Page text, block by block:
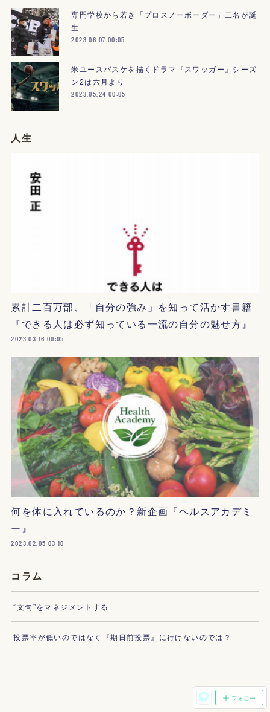
専門学校から若き「プロスノーボーダー」二名が誕
生
2023.06.07 00:05
米ユースバスケを描くドラマ『スワッガー』シーズ
ン2は六月より
2023.05.24 00:05
人生
累計二百万部、「自分の強み」を知って活かす書籍
『できる人は必ず知っている一流の自分の魅せ方』
2023.03.16 00:05
何を体に入れているのか？新企画『ヘルスアカデミ
ー』
2023.02.05 03:10
コラム
“文句”をマネジメントする
投票率が低いのではなく『期日前投票』に行けないのでは？
フォロー